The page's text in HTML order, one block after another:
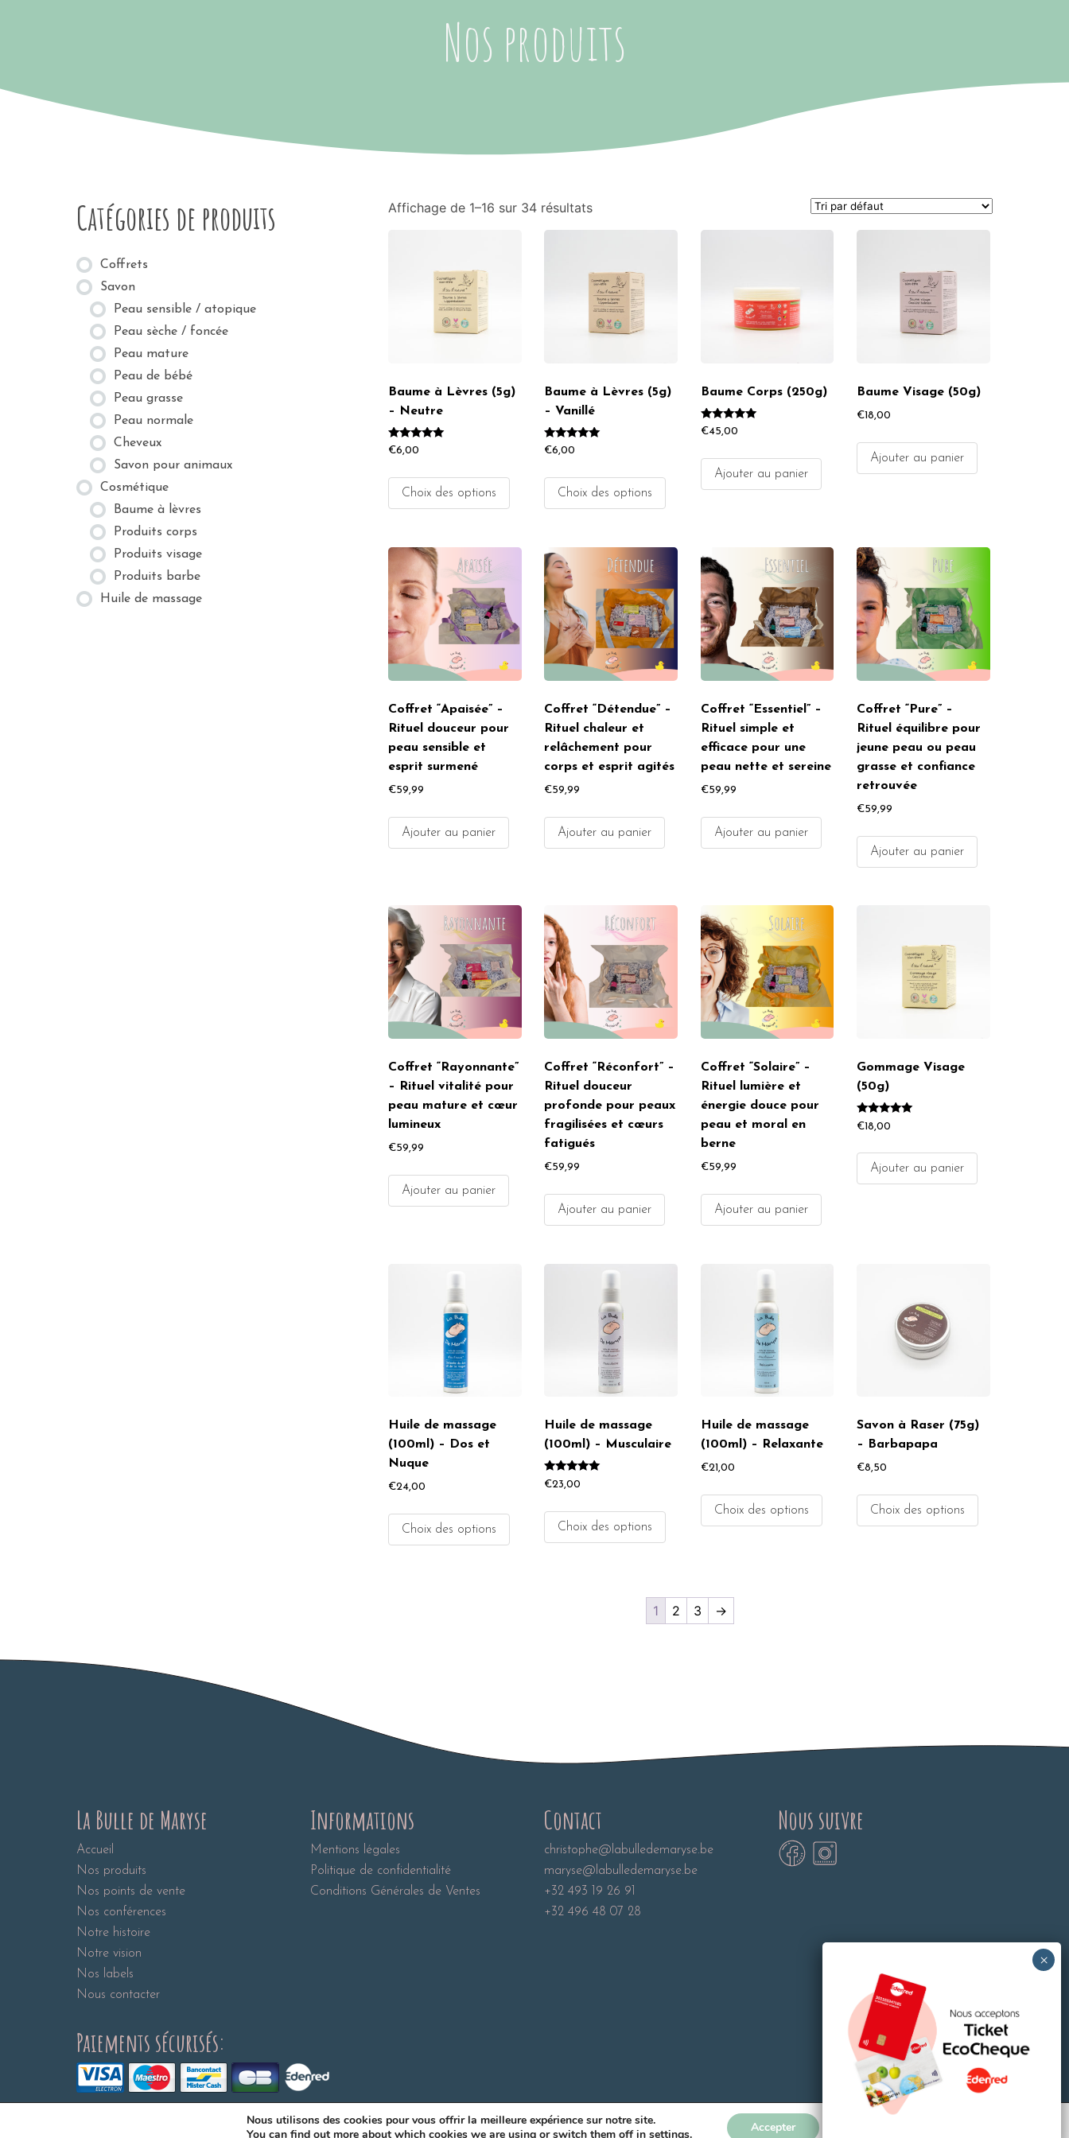
Nos produits
Catégories de produits
Coffrets
Savon
Peau sensible / atopique
Peau sèche / foncée
Peau mature
Peau de bébé
Peau grasse
Peau normale
Cheveux
Savon pour animaux
Cosmétique
Baume à lèvres
Produits corps
Produits visage
Produits barbe
Huile de massage
Affichage de 1–16 sur 34 résultats
Baume à Lèvres (5g)
– Neutre
Note
5.00
€6,00
Choix des options
Baume à Lèvres (5g)
– Vanillé
Note
5.00
€6,00
Choix des options
Baume Corps (250g)
Note
€45,00
Ajouter au panier
Baume Visage (50g)
€18,00
Ajouter au panier
Coffret “Apaisée” –
Rituel douceur pour
peau sensible et
esprit surmené
€59,99
Ajouter au panier
Coffret “Détendue” –
Rituel chaleur et
relâchement pour
corps et esprit agités
€59,99
Ajouter au panier
Coffret “Essentiel” –
Rituel simple et
efficace pour une
peau nette et sereine
€59,99
Ajouter au panier
Coffret “Pure” –
Rituel équilibre pour
jeune peau ou peau
grasse et confiance
retrouvée
€59,99
Ajouter au panier
Coffret “Rayonnante”
– Rituel vitalité pour
peau mature et cœur
lumineux
€59,99
Ajouter au panier
Coffret “Réconfort” –
Rituel douceur
profonde pour peaux
fragilisées et cœurs
fatigués
€59,99
Ajouter au panier
Coffret “Solaire” –
Rituel lumière et
énergie douce pour
peau et moral en
berne
€59,99
Ajouter au panier
Gommage Visage
(50g)
Note
5.00
€18,00
Ajouter au panier
Huile de massage
(100ml) – Dos et
Nuque
€24,00
Choix des options
Huile de massage
(100ml) – Musculaire
Note
5.00
€23,00
Choix des options
Huile de massage
(100ml) – Relaxante
€21,00
Choix des options
Savon à Raser (75g)
– Barbapapa
€8,50
Choix des options
1 2 3 →
La Bulle de Maryse
Accueil
Nos produits
Nos points de vente
Nos conférences
Notre histoire
Notre vision
Nos labels
Nous contacter
Informations
Mentions légales
Politique de confidentialité
Conditions Générales de Ventes
Contact
christophe@labulledemaryse.be
maryse@labulledemaryse.be
+32 493 19 26 91
+32 496 48 07 28
Nous suivre
Paiements sécurisés:
Made with
Nous utilisons des cookies pour vous offrir la meilleure expérience sur notre site.
You can find out more about which cookies we are using or switch them off in settings. Accepter